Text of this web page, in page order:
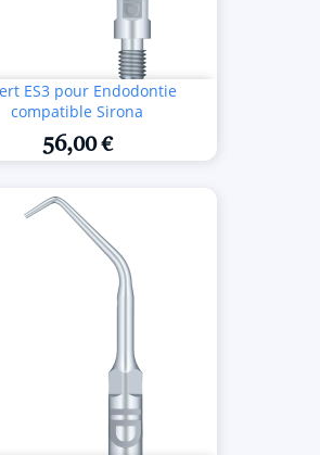
ES3 pour Endodontie
compatible Sirona
56,00 €